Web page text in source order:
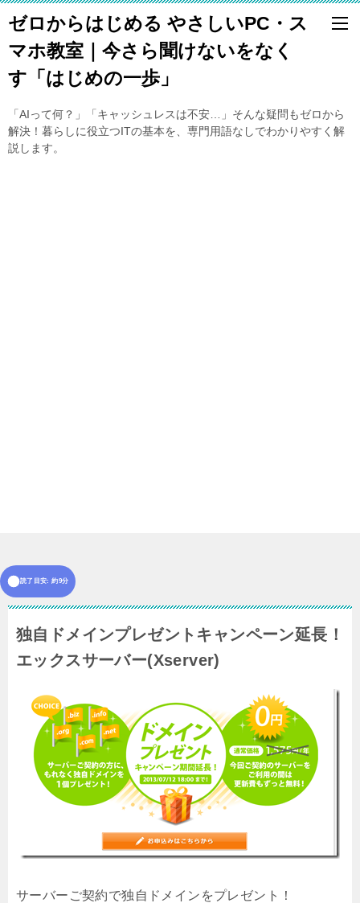
ゼロからはじめる やさしいPC・ス
マホ教室｜今さら聞けないをなく
す「はじめの一歩」
「AIって何？」「キャッシュレスは不安…」そんな疑問もゼロから
解決！暮らしに役立つITの基本を、専門用語なしでわかりやすく解
説します。
読了目安: 約9分
独自ドメインプレゼントキャンペーン延長！
エックスサーバー(Xserver)
サーバーご契約で独自ドメインをプレゼント！